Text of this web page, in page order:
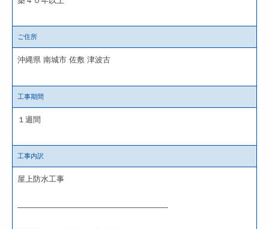
ご住所
沖縄県 南城市 佐敷 津波古
工事期間
１週間
工事内訳
屋上防水工事
———————————————————-